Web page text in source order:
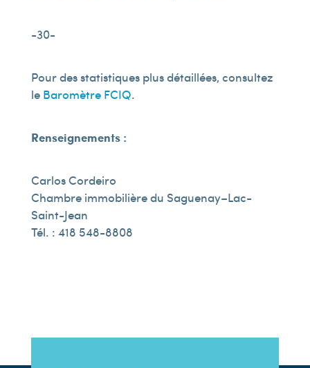
-30-
Pour des statistiques plus détaillées, consultez
le Baromètre FCIQ.
Renseignements :
Carlos Cordeiro
Chambre immobilière du Saguenay–Lac-
Saint-Jean
Tél. : 418 548-8808